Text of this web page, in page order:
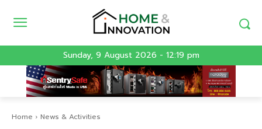
Sunday, 9 August 2026 - 12:19 pm
Home News & Activities